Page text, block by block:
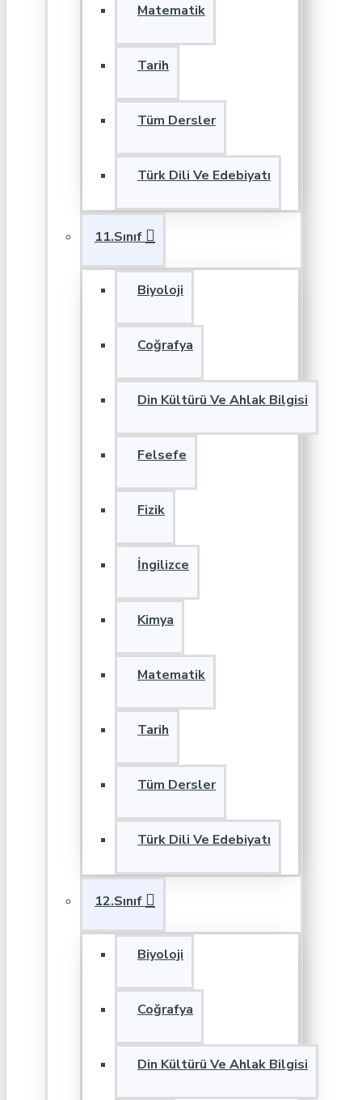
Matematik
Tarih
Tüm Dersler
Türk Dili Ve Edebiyatı
11.Sınıf
Biyoloji
Coğrafya
Din Kültürü Ve Ahlak Bilgisi
Felsefe
Fizik
İngilizce
Kimya
Matematik
Tarih
Tüm Dersler
Türk Dili Ve Edebiyatı
12.Sınıf
Biyoloji
Coğrafya
Din Kültürü Ve Ahlak Bilgisi